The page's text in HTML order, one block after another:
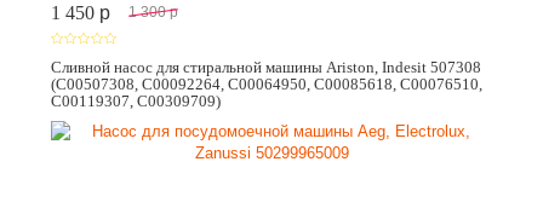
1 450 p 1 300 p
Сливной насос для стиральной машины Ariston, Indesit 507308
(C00507308, C00092264, C00064950, C00085618, C00076510,
C00119307, C00309709)